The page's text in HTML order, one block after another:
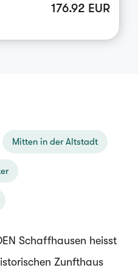
176.92 EUR
Mitten in der Altstadt
Schaffhausen heisst
Zunfthaus